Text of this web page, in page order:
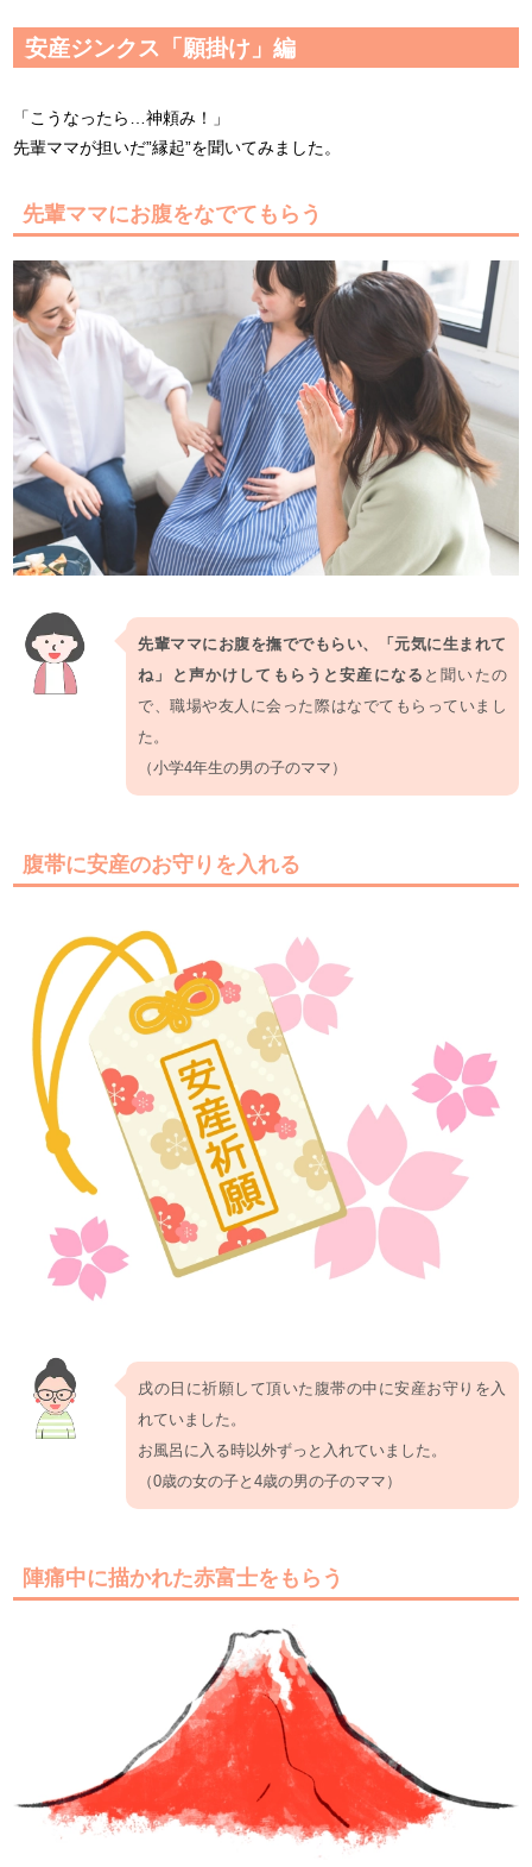
安産ジンクス「願掛け」編
「こうなったら…神頼み！」
先輩ママが担いだ”縁起”を聞いてみました。
先輩ママにお腹をなでてもらう
先輩ママにお腹を撫ででもらい、「元気に生まれて
ね」と声かけしてもらうと安産になる と聞いたの
で、職場や友人に会った際はなでてもらっていまし
た。
（小学4年生の男の子のママ）
腹帯に安産のお守りを入れる
戌の日に祈願して頂いた腹帯の中に安産お守りを入
れていました。
お風呂に入る時以外ずっと入れていました。
（0歳の女の子と4歳の男の子のママ）
陣痛中に描かれた赤富士をもらう